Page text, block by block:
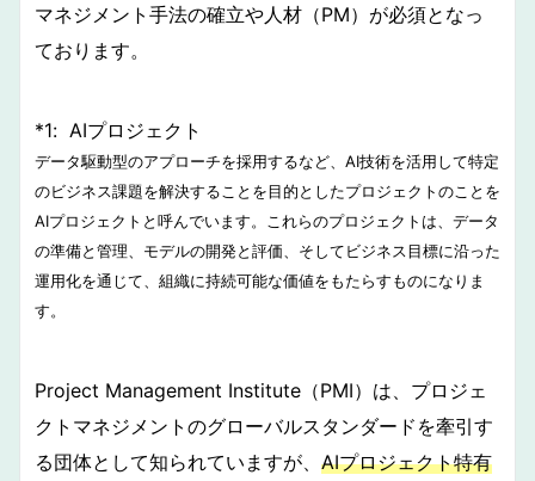
マネジメント手法の確立や人材（PM）が必須となっ
ております。
*1: AIプロジェクト
データ駆動型のアプローチを採用するなど、AI技術を活用して特定
のビジネス課題を解決することを目的としたプロジェクトのことを
AIプロジェクトと呼んでいます。これらのプロジェクトは、データ
の準備と管理、モデルの開発と評価、そしてビジネス目標に沿った
運用化を通じて、組織に持続可能な価値をもたらすものになりま
す。
Project Management Institute（PMI）は、プロジェ
クトマネジメントのグローバルスタンダードを牽引す
る団体として知られていますが、 AIプロジェクト特有